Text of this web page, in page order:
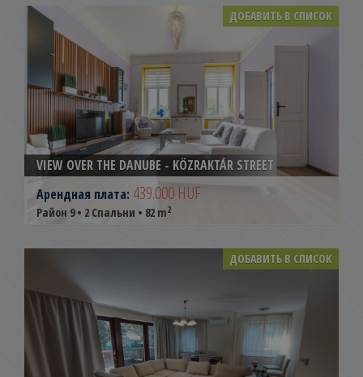
ДОБАВИТЬ В СПИСОК
VIEW OVER THE DANUBE - KÖZRAKTÁR STREET
Арендная плата: 439.000 HUF
Район 9 • 2 Спальни • 82 m2
ДОБАВИТЬ В СПИСОК